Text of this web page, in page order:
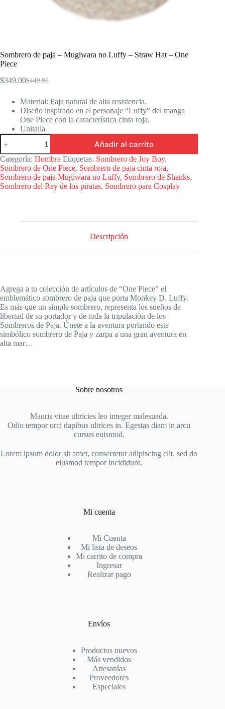
Sombrero de paja – Mugiwara no Luffy – Straw Hat – One
Piece
$449.00
Original
was:
$449.00.
$349.00Current
is:
$349.00.
Material: Paja natural de alta resistencia.
Diseño inspirado en el personaje “Luffy” del manga
One Piece con la característica cinta roja.
Unitalla
Sombrero
de
paja
-
Mugiwara
no
Luffy
Añadir al carrito
Categoría: Hombre Etiquetas: Sombrero de Joy Boy,
Sombrero de One Piece, Sombrero de paja cinta roja,
Sombrero de paja Mugiwara no Luffy, Sombrero de Shanks,
Sombrero del Rey de los piratas, Sombrero para Cosplay
Descripción
Agrega a tu colección de artículos de “One Piece” el
emblemático sombrero de paja que porta Monkey D. Luffy.
Es más que un simple sombrero, representa los sueños de
libertad de su portador y de toda la tripulación de los
Sombreros de Paja. Únete a la aventura portando este
simbólico sombrero de Paja y zarpa a una gran aventura en
alta mar…
Sobre nosotros
Mauris vitae ultricies leo integer malesuada.
Odio tempor orci dapibus ultrices in. Egestas diam in arcu
cursus euismod.
Lorem ipsum dolor sit amet, consectetur adipiscing elit, sed do
eiusmod tempor incididunt.
Mi cuenta
Mi Cuenta
Mi lista de deseos
Mi carrito de compra
Ingresar
Realizar pago
Envíos
Productos nuevos
Más vendidos
Artesanías
Proveedores
Especiales